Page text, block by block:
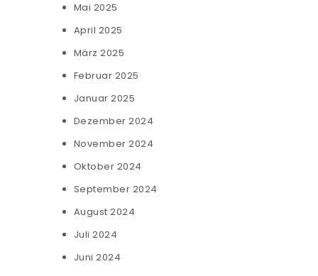
Mai 2025
April 2025
März 2025
Februar 2025
Januar 2025
Dezember 2024
November 2024
Oktober 2024
September 2024
August 2024
Juli 2024
Juni 2024